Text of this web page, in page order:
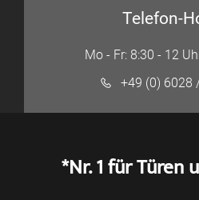
Telefon-
Mo - Fr: 8:30 - 12
+49 (0) 6028
*Nr. 1 für Türen